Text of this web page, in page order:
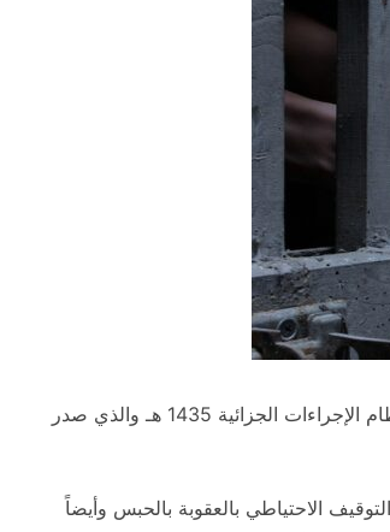
جميع ما يتعلق بـ التوقيف الاحتياطي في النظام السعودي مُحدد بدقة في نظام الإجراءات الجزائية 1435 هـ والذي صدر
الاحتياطي بالعقوبة بالحبس وأيضاً